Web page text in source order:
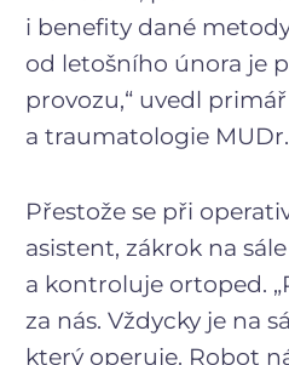
i benefity dané
od letošního února je
provozu,“ uvedl
a traumatologie
Přestože se při
asistent, zákrok na
a kontroluje ortoped.
za nás. Vždycky je na
který operuje. Robot